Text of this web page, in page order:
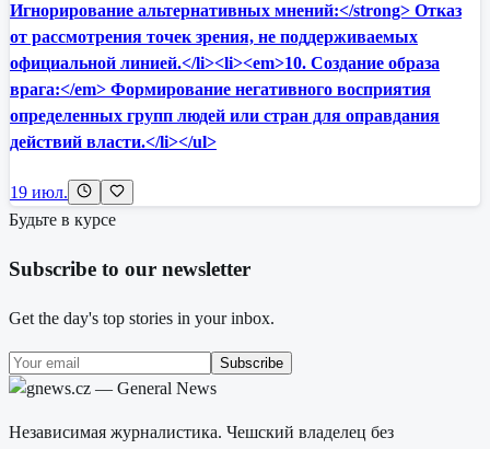
Игнорирование альтернативных мнений:</strong> Отказ
от рассмотрения точек зрения, не поддерживаемых
официальной линией.</li><li><em>10. Создание образа
врага:</em> Формирование негативного восприятия
определенных групп людей или стран для оправдания
действий власти.</li></ul>
19 июл.
Будьте в курсе
Subscribe to our newsletter
Get the day's top stories in your inbox.
Subscribe
Независимая журналистика. Чешский владелец без